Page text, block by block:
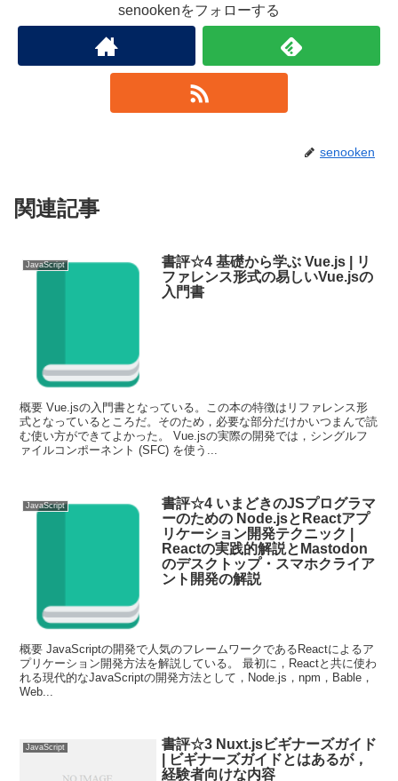
senookenをフォローする
senooken
関連記事
JavaScript
書評☆4 基礎から学ぶ Vue.js | リ
ファレンス形式の易しいVue.jsの
入門書
概要 Vue.jsの入門書となっている。この本の特徴はリファレンス形
式となっているところだ。そのため，必要な部分だけかいつまんで読
む使い方ができてよかった。 Vue.jsの実際の開発では，シングルフ
ァイルコンポーネント (SFC) を使う...
JavaScript
書評☆4 いまどきのJSプログラマ
ーのための Node.jsとReactアプ
リケーション開発テクニック |
Reactの実践的解説とMastodon
のデスクトップ・スマホクライア
ント開発の解説
概要 JavaScriptの開発で人気のフレームワークであるReactによるア
プリケーション開発方法を解説している。 最初に，Reactと共に使わ
れる現代的なJavaScriptの開発方法として，Node.js，npm，Bable，
Web...
JavaScript
書評☆3 Nuxt.jsビギナーズガイド
| ビギナーズガイドとはあるが，
経験者向けな内容